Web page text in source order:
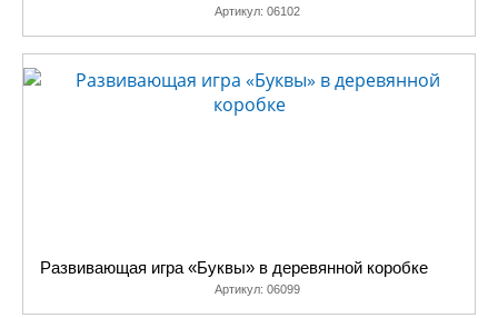
Артикул: 06102
Развивающая игра «Буквы» в деревянной коробке
Артикул: 06099